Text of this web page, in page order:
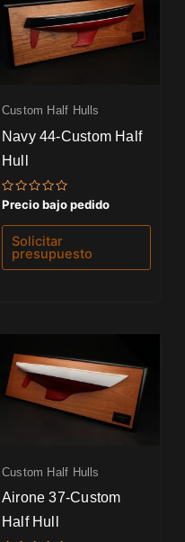
Custom Half Hulls
Navy 44-Custom Half
Hull
Valorado
con
0
de
Precio bajo pedido
Solicitar
presupuesto
Custom Half Hulls
Airone 37-Custom
Half Hull